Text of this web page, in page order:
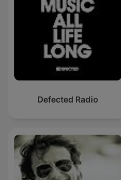
Defected Radio